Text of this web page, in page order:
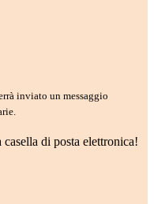
inviato un messaggio
di posta elettronica!